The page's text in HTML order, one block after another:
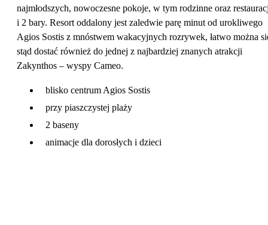
najmłodszych, nowoczesne pokoje, w tym rodzinne oraz
i 2 bary. Resort oddalony jest zaledwie parę minut od urokliwego
Agios Sostis z mnóstwem wakacyjnych rozrywek, łatwo można
stąd dostać również do jednej z najbardziej znanych atrakcji
Zakynthos – wyspy Cameo.
blisko centrum Agios Sostis
przy piaszczystej plaży
2 baseny
animacje dla dorosłych i dzieci